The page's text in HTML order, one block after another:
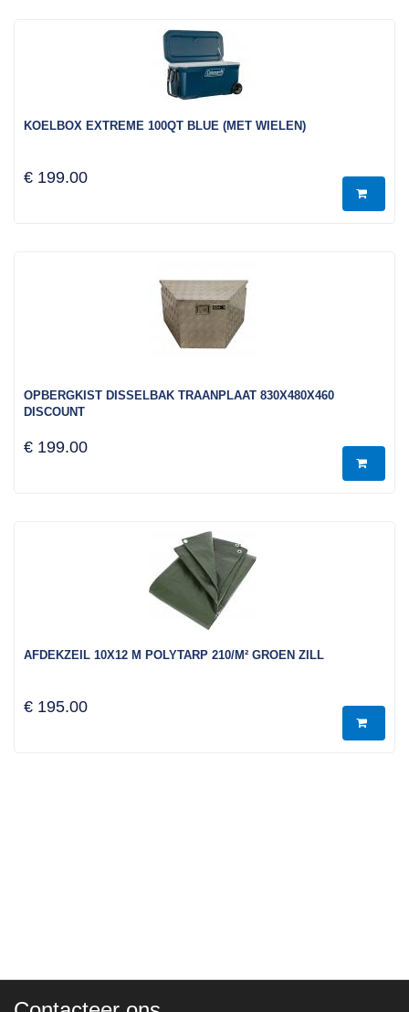
KOELBOX EXTREME 100QT BLUE (MET WIELEN)
€ 199.00
OPBERGKIST DISSELBAK TRAANPLAAT 830X480X460
DISCOUNT
€ 199.00
AFDEKZEIL 10X12 M POLYTARP 210/M² GROEN ZILL
€ 195.00